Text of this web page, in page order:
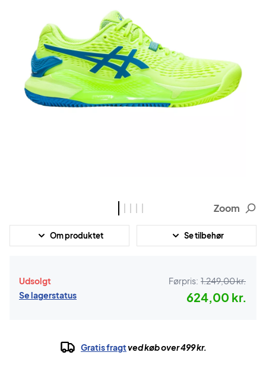
Zoom
Om produktet Se tilbehør
Udsolgt
Se lagerstatus
Førpris: 1.249,00 kr.
624,00 kr.
Gratis fragtved køb over 499 kr.